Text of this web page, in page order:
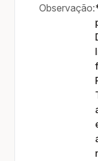
Observação: